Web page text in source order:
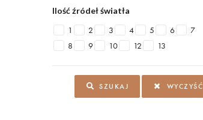
Ilość źródeł światła
1 2 3 4 5 6
7
8
9 10 12 13
SZUKAJ WYCZYŚĆ